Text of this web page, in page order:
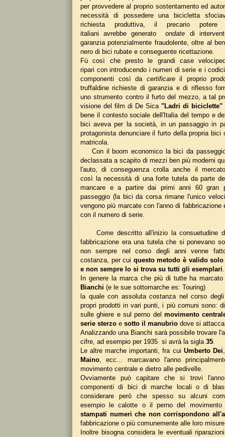
per provvedere al proprio sostentamento ed
necessità di possedere una bicicletta
richiesta produttiva, il precario potere
italiani avrebbe generatoondate di
garanzia potenzialmente fraudolente, oltre al
nero di bici rubate e conseguente ricettazione.
Fù così che presto le grandi case
ripari con introducendo i numeri di serie e i
componenti così da certificareil proprio
truffaldine richieste di garanzia e di riflesso
uno strumento contro il furto del mezzo, a tal
visione del film di De Sica "Ladri di biciclette"
bene il contesto sociale dell'Italia del tempo e
bici aveva per la società, in un passaggio in
protagonista denunciare il furto della propria bici
matricola.
Con il boom economico la bici da
declassata a scapito di mezzi ben più moderni
l'auto, di conseguenza crolla anche il
così la necessità di una forte tutela da parte
mancare e a partire dai primi anni 60 gran
passeggio (la bici da corsa rimane l'unico
vengono più marcate con l'anno di fabbricazione
con il numero di serie.
Come descritto all'inizio la consuetudine
fabbricazione era una tutela che si ponevano
non sempre nel corso degli anni venne
costanza, per cui questo metodo è valido
e non sempre lo si trova su tutti gli esemplari
In genere la marca che più di tutte ha
Bianchi (e le sue sottomarche es: Touring)
la quale con assoluta costanza nel corso
propri prodotti in vari punti, i più comuni sono:
sulle ghiere e sul perno del movimento
serie sterzo e sotto il manubrio dove si
Analizzando una Bianchi sarà possibile trovare
cifre, ad esempio per 1935 si avrà la sigla 35
Le altre marche importanti, fra cui Umberto Dei
Maino , ecc... marcavano l'anno
movimento centrale e dietro alle pedivelle.
Ovviamente può capitare che si trovi
componenti di bici di marche locali o di
considerare però che spesso su alcuni
esempio le calotte o il perno del movimento
stampati numeri che non corrispondono
fabbricazione o più comunemente alle loro
Inoltre bisogna considera le eventuali